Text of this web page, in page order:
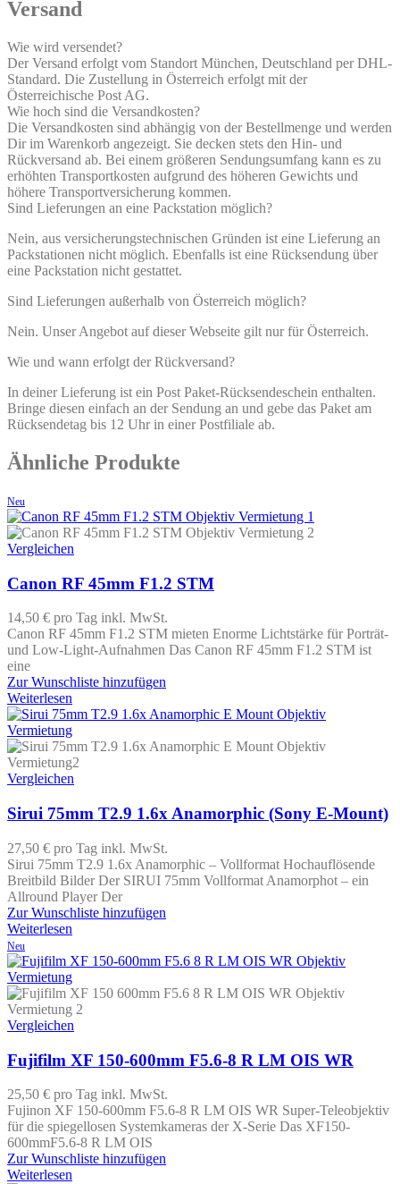
Versand
Wie wird versendet?
Der Versand erfolgt vom Standort München, Deutschland per DHL-
Standard. Die Zustellung in Österreich erfolgt mit der
Österreichische Post AG.
Wie hoch sind die Versandkosten?
Die Versandkosten sind abhängig von der Bestellmenge und werden
Dir im Warenkorb angezeigt. Sie decken stets den Hin- und
Rückversand ab. Bei einem größeren Sendungsumfang kann es zu
erhöhten Transportkosten aufgrund des höheren Gewichts und
höhere Transportversicherung kommen.
Sind Lieferungen an eine Packstation möglich?
Nein, aus versicherungstechnischen Gründen ist eine Lieferung an
Packstationen nicht möglich. Ebenfalls ist eine Rücksendung über
eine Packstation nicht gestattet.
Sind Lieferungen außerhalb von Österreich möglich?
Nein. Unser Angebot auf dieser Webseite gilt nur für Österreich.
Wie und wann erfolgt der Rückversand?
In deiner Lieferung ist ein Post Paket-Rücksendeschein enthalten.
Bringe diesen einfach an der Sendung an und gebe das Paket am
Rücksendetag bis 12 Uhr in einer Postfiliale ab.
Ähnliche Produkte
Neu
Vergleichen
Canon RF 45mm F1.2 STM
14,50 € pro Tag inkl. MwSt.
Canon RF 45mm F1.2 STM mieten Enorme Lichtstärke für Porträt-
und Low-Light-Aufnahmen Das Canon RF 45mm F1.2 STM ist
eine
Zur Wunschliste hinzufügen
Weiterlesen
Vergleichen
Sirui 75mm T2.9 1.6x Anamorphic (Sony E-Mount)
27,50 € pro Tag inkl. MwSt.
Sirui 75mm T2.9 1.6x Anamorphic – Vollformat Hochauflösende
Breitbild Bilder Der SIRUI 75mm Vollformat Anamorphot – ein
Allround Player Der
Zur Wunschliste hinzufügen
Weiterlesen
Neu
Vergleichen
Fujifilm XF 150-600mm F5.6-8 R LM OIS WR
25,50 € pro Tag inkl. MwSt.
Fujinon XF 150-600mm F5.6-8 R LM OIS WR Super-Teleobjektiv
für die spiegellosen Systemkameras der X-Serie Das XF150-
600mmF5.6-8 R LM OIS
Zur Wunschliste hinzufügen
Weiterlesen